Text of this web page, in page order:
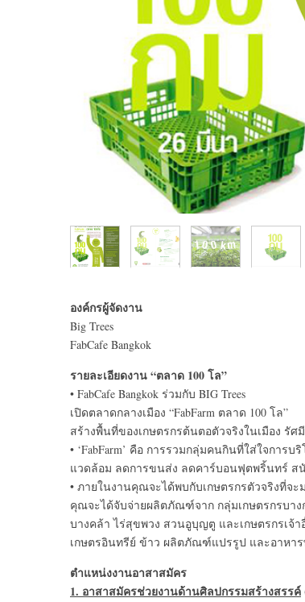
องค์กรผู้จัดงาน
Big Trees
FabCafe Bangkok
รายละเอียดงาน “ตลาด 100 โล”
• FabCafe Bangkok ร่วมกับ BIG Trees
เปิดตลาดกลางเมือง “FabFarm ตลาด 100 โล”
สร้างพื้นที่ของเกษตรกรต้นตอตัวจริงในเมือง รัศ
• ‘FabFarm’ คือ การรวมกลุ่มคนกินที่ใส่ใจกา
แวดล้อม ลดการขนส่ง ลดคาร์บอนฟุตพริ้นทร์ ส
• ภายในงานคุณจะได้พบกับเกษตรกรตัวจริงที่จะ
คุณจะได้จับจ่ายผลิตภัณฑ์จาก กลุ่มเกษตรกรบาง
บางคล้า ไร่สุขพวง สวนอูบุญตู และเกษตรกรเ
เกษตรอินทรีย์ ข้าว ผลิตภัณฑ์แปรรูป และอาหา
ตำแหน่งงานอาสาสมัคร
1. อาสาสมัครช่วยงานด้านศิลปกรรมสร้างสรรค์